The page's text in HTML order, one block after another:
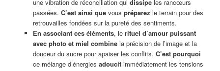
une vibration de réconciliation qui dissipeles rancœurs
passées. C’est ainsi quevous préparez le terrain pour des
retrouvailles fondées sur la pureté des sentiments.
En associant ces éléments, le rituel d’amour puissant
avec photo et miel combinela précision de l’image et la
douceur du sucre pour apaiser les conflits. C’est pourquoi
ce mélange d’énergies adoucitimmédiatement les tensions